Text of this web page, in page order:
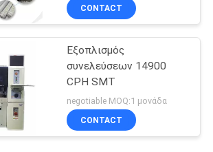
CONTACT
Εξοπλισμός
συνελεύσεων 14900
CPH SMT
negotiable MOQ:1 μονάδα
CONTACT